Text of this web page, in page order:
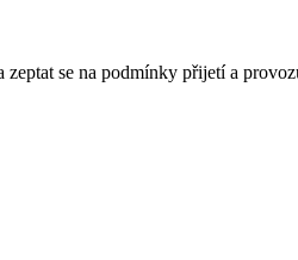
se na podmínky přijetí a